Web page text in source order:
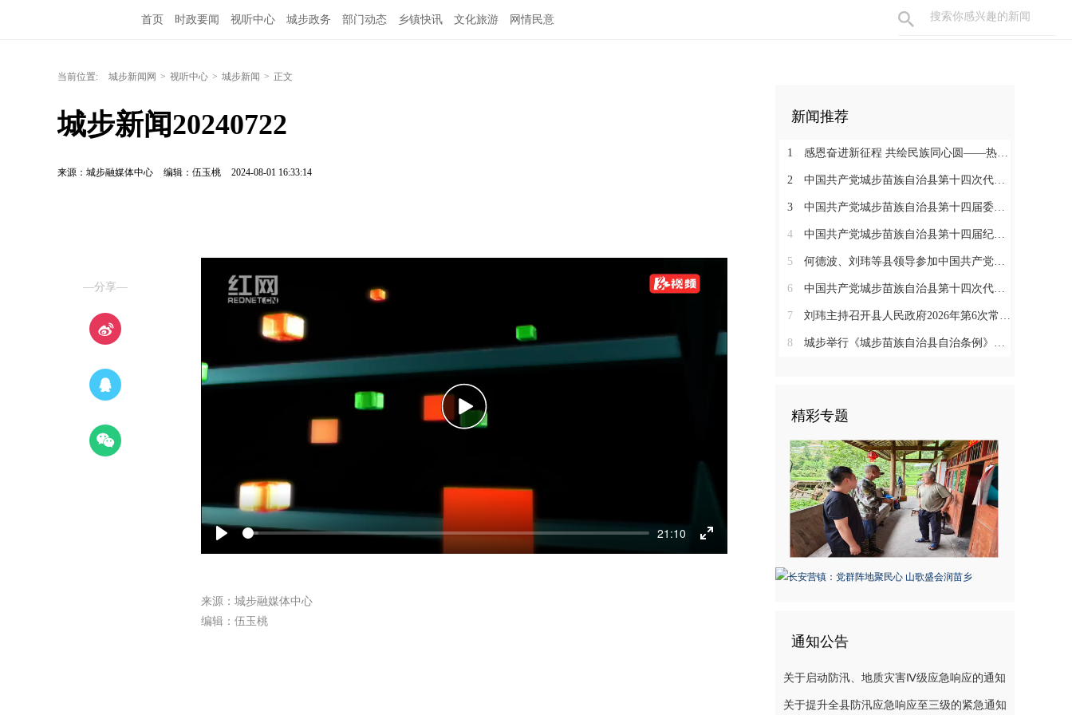
首页 时政要闻 视听中心 城步政务 部门动态 乡镇快讯 文化旅游 网情民意
当前位置: 城步新闻网 > 视听中心 > 城步新闻 > 正文
城步新闻20240722
来源：城步融媒体中心 编辑：伍玉桃 2024-08-01 16:33:14
—分享—
Play
21:10
Enter
来源：城步融媒体中心
编辑：伍玉桃
新闻推荐
1 感恩奋进新征程 共绘民族同心圆——热烈庆祝城步苗族自治县成立70周年
2 中国共产党城步苗族自治县第十四次代表大会胜利闭幕
3 中国共产党城步苗族自治县第十四届委员会举行第一次全体会议
4 中国共产党城步苗族自治县第十四届纪律检查委员会召开第一次全体会议
5 何德波、刘玮等县领导参加中国共产党城步苗族自治县第十四次代表大会代表团讨论
6 中国共产党城步苗族自治县第十四次代表大会开幕
7 刘玮主持召开县人民政府2026年第6次常务会议
8 城步举行《城步苗族自治县自治条例》颁布实施启动仪式
精彩专题
通知公告
关于启动防汛、地质灾害Ⅳ级应急响应的通知
关于提升全县防汛应急响应至三级的紧急通知